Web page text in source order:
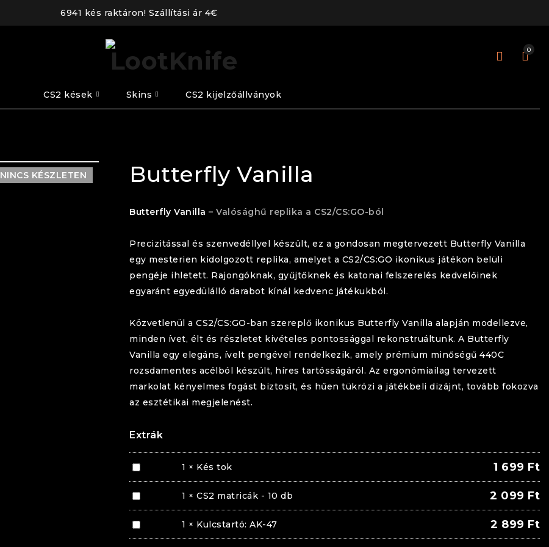
6941 kés raktáron! Szállítási ár 4€
0
CS2 kések Skins CS2 kijelzőállványok
NINCS KÉSZLETEN Butterfly Vanilla
Butterfly Vanilla – Valósághű replika a CS2/CS:GO-ból
Precizitással és szenvedéllyel készült, ez a gondosan megtervezett Butterfly Vanilla
egy mesterien kidolgozott replika, amelyet a CS2/CS:GO ikonikus játékon belüli
pengéje ihletett. Rajongóknak, gyűjtőknek és katonai felszerelés kedvelőinek
egyaránt egyedülálló darabot kínál kedvenc játékukból.
Közvetlenül a CS2/CS:GO-ban szereplő ikonikus Butterfly Vanilla alapján modellezve,
minden ívet, élt és részletet kivételes pontossággal rekonstruáltunk. A Butterfly
Vanilla egy elegáns, ívelt pengével rendelkezik, amely prémium minőségű 440C
rozsdamentes acélból készült, híres tartósságáról. Az ergonómiailag tervezett
markolat kényelmes fogást biztosít, és hűen tükrözi a játékbeli dizájnt, tovább fokozva
az esztétikai megjelenést.
Extrák
Kés
1 × Kés tok 1 699 Ft
CS2
10
db
1 ×CS2 matricák - 10 db 2 099 Ft
Kulcstartó:1 × Kulcstartó: AK-47 2 899 Ft